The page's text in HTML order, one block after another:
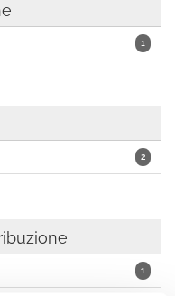
1
2
1